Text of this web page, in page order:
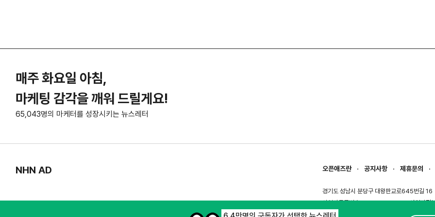
매주 화요일 아침,
마케팅 감각을 깨워 드릴게요!
65,043명의 마케터를 성장시키는 뉴스레터
NHN AD 오픈애즈란 공지사항 제휴문의
경기도 성남시 분당구 대왕판교로645번길 16
사업자등록번호 : 144-81-27690(사업자정
호스팅서비스사업자 : 오픈애즈
서비스•광